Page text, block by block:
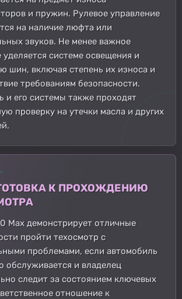
и пружин. Рулевое управление
на наличие люфта или
звуков. Не менее важное
уделяется системе освещения и
шин, включая степень их износа и
требованиям безопасности.
и его системы также проходят
проверку на утечки масла и других
К ПРОХОЖДЕНИЮ
Max демонстрирует отличные
пройти техосмотр с
проблемами, если автомобиль
обслуживается и владелец
следит за состоянием ключевых
отношение к